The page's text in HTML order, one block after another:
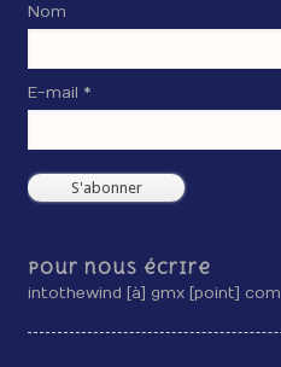
Nom
E-mail *
Pour nous écrire
intothewind [à] gmx [point] com